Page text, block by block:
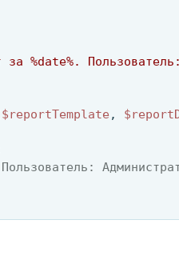
за %date%.
$reportTemplate ,